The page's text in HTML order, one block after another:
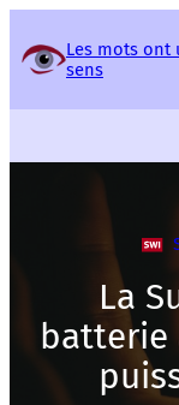
Les mots ont
sens
La
batterie
Panneau de gestion